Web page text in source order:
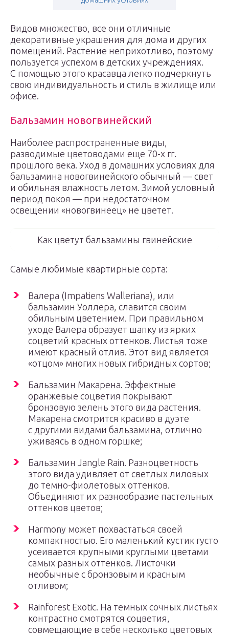
Видов множество, все они отличные
декоративные украшения для дома и других
помещений. Растение неприхотливо, поэтому
пользуется успехом в детских учреждениях.
С помощью этого красавца легко подчеркнуть
свою индивидуальность и стиль в жилище или
офисе.
Бальзамин новогвинейский
Наиболее распространенные виды,
разводимые цветоводами еще 70-х гг.
прошлого века. Уход в домашних условиях для
бальзамина новогвинейского обычный — свет
и обильная влажность летом. Зимой условный
период покоя — при недостаточном
освещении «новогвинеец» не цветет.
Как цветут бальзамины гвинейские
Самые любимые квартирные сорта:
Валера (Impatiens Walleriana), или
бальзамин Уоллера, славится своим
обильным цветением. При правильном
уходе Валера образует шапку из ярких
соцветий красных оттенков. Листья тоже
имеют красный отлив. Этот вид является
«отцом» многих новых гибридных сортов;
Бальзамин Макарена. Эффектные
оранжевые соцветия покрывают
бронзовую зелень этого вида растения.
Макарена смотрится красиво в дуэте
с другими видами бальзамина, отлично
уживаясь в одном горшке;
Бальзамин Jangle Rain. Разноцветность
этого вида удивляет от светлых лиловых
до темно-фиолетовых оттенков.
Объединяют их разнообразие пастельных
оттенков цветов;
Harmony может похвастаться своей
компактностью. Его маленький кустик густо
усеивается крупными круглыми цветами
самых разных оттенков. Листочки
необычные с бронзовым и красным
отливом;
Rainforest Exotic. На темных сочных листьях
контрастно смотрятся соцветия,
совмещающие в себе несколько цветовых